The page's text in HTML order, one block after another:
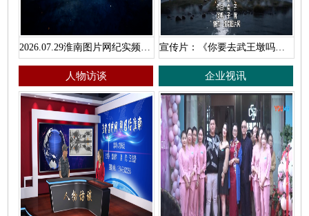
宣传片：《你要去武王墩吗？》
人物访谈 企业视讯